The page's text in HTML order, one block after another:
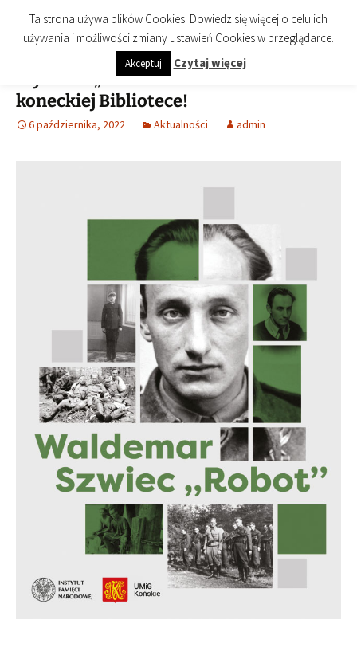
treści
Biblioteka Publiczna Miasta i
Gminy Końskie
imienia Cezarego Chlebowskiego
Menu
Wystawa „Waldemar Szwiec ROBOT” w
koneckiej Bibliotece!
6 października, 2022 Aktualności admin
Ta strona używa plików Cookies. Dowiedz się więcej o celu ich
używania i możliwości zmiany ustawień Cookies w przeglądarce.
Akceptuj Czytaj więcej